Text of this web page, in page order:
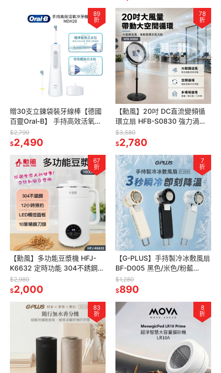
89
折
贈30支立鍊袋裝牙線棒【德國
百靈Oral-B】 手持高效活氧沖
牙機 MDH20
$2,790
$2,490
78
折
【勳風】20吋 DC直流變頻循
環立扇 HFB-S0830 強力渦流
工業扇 箱扇 電風扇 風扇 立扇
循環扇 大型電扇
$3,580
$2,780
67
折
【勳風】多功能豆漿機 HFJ-
K6632 定時功能 304不銹鋼
1000ml大容量 LED觸控面板 8
大功能
$2,980
$2,000
7
折
【G-PLUS】手持製冷冰敷風扇
BF-D005 黑色/米色/粉藍
GPLUS 手持風扇 | 製冷風扇 頸
掛/手持/桌立
$1,280
$890
83
折
8
折